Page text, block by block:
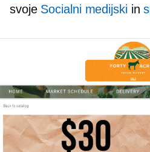
svoje Socialni medijskiin